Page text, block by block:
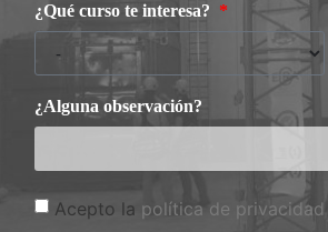
¿Qué curso te interesa?
¿Alguna observación?
Acepto la política de privacidad